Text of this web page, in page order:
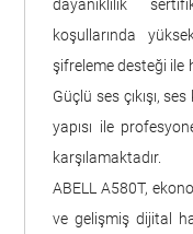
dayanıklılık
koşullarında
şifreleme desteği ile
Güçlü ses çıkışı,
yapısı ile
karşılamaktadır.
ABELL A580T,
ve gelişmiş dijital